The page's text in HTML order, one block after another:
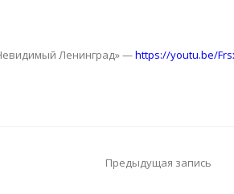
Ленинград» —https://youtu.be/
Предыдущая запись